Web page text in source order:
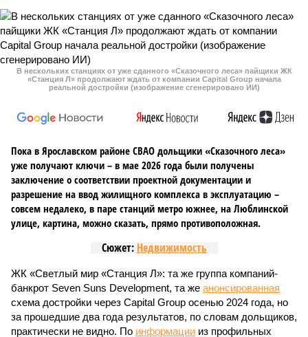
В нескольких станциях от уже сданного «Сказочного леса» пайщики ЖК
«Станция Л» продолжают ждать от компании Capital Group начала
реальной достройки (изображение сгенерировано ИИ)
Пока в Ярославском районе СВАО дольщики «Сказочного леса»
уже получают ключи – в мае 2026 года были получены
заключение о соответствии проектной документации и
разрешение на ввод жилищного комплекса в эксплуатацию –
совсем недалеко, в паре станций метро южнее, на Люблинской
улице, картина, можно сказать, прямо противоположная.
Сюжет: Недвижимость
ЖК «Светлый мир «Станция Л»: та же группа компаний-
банкрот Seven Suns Development, та же анонсированная
схема достройки через Capital Group осенью 2024 года, но
за прошедшие два года результатов, по словам дольщиков,
практически не видно. По информации из профильных